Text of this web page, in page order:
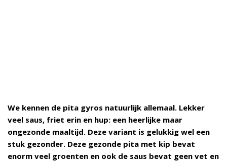
We kennen de pita gyros natuurlijk allemaal. Lekker
veel saus, friet erin en hup: een heerlijke maar
ongezonde maaltijd. Deze variant is gelukkig wel een
stuk gezonder. Deze gezonde pita met kip bevat
enorm veel groenten en ook de saus bevat geen vet en